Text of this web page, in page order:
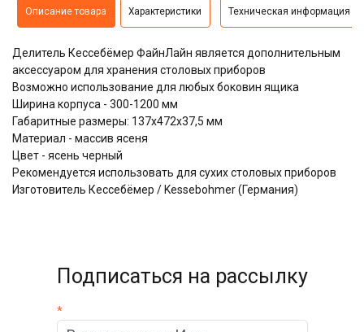
Описание товара Характеристики Техническая информация
Делитель Кессебёмер ФайнЛайн является дополнительным
аксессуаром для хранения столовых приборов
Возможно использование для любых боковин ящика
Ширина корпуса - 300-1200 мм
Габаритные размеры: 137x472x37,5 мм
Материал - массив ясеня
Цвет - ясень черный
Рекомендуется использовать для сухих столовых приборов
Изготовитель Кессебёмер / Kessebohmer (Германия)
Подписаться на рассылку
*